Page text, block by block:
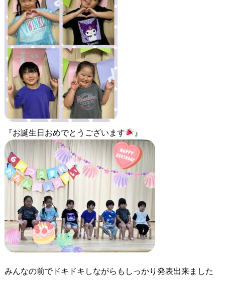
『お誕生日おめでとうございます 』
みんなの前でドキドキしながらもしっかり発表出来ました